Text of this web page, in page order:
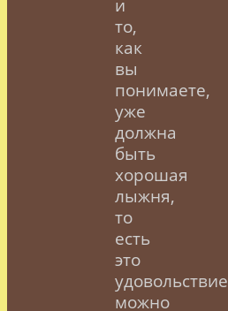
и
то,
как
вы
понимаете,
уже
должна
быть
хорошая
лыжня,
то
есть
это
удовольствие
можно